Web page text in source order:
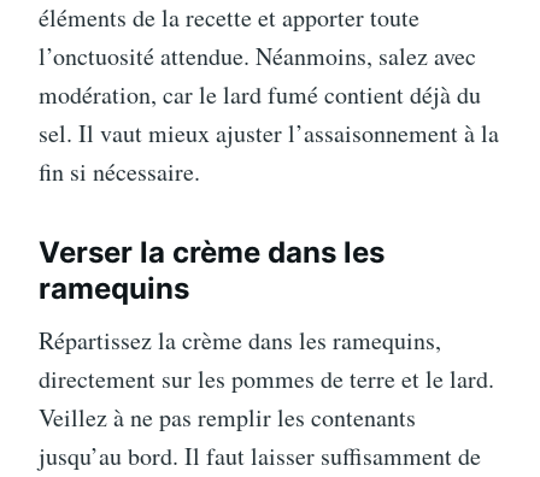
éléments de la recette et apporter toute
l’onctuosité attendue. Néanmoins, salez avec
modération, car le lard fumé contient déjà du
sel. Il vaut mieux ajuster l’assaisonnement à la
fin si nécessaire.
Verser la crème dans les
ramequins
Répartissez la crème dans les ramequins,
directement sur les pommes de terre et le lard.
Veillez à ne pas remplir les contenants
jusqu’au bord. Il faut laisser suffisamment de